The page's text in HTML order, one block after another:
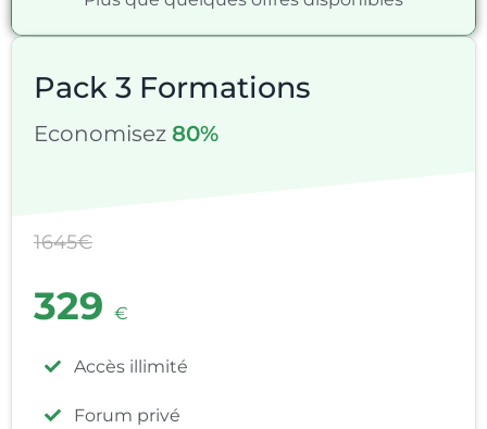
Pack 3 Formations
Economisez 80%
1645€
329 €
Accès illimité
Forum privé